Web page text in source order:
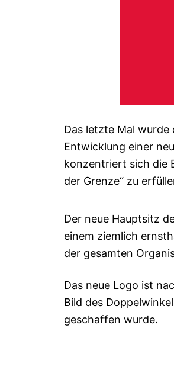
Das letzte Mal
Entwicklung einer
konzentriert sich die
der Grenze“ zu
Der neue Hauptsitz
einem ziemlich
der gesamten
Das neue Logo ist
Bild des
geschaffen wurde.